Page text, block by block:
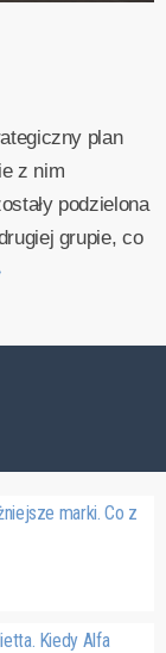
plan
z nim
podzielona
grupie, co
marki. Co z
Kiedy Alfa